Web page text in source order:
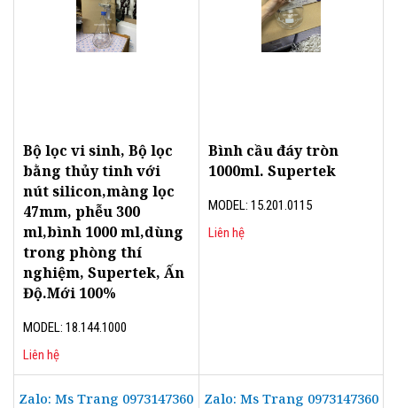
Bộ lọc vi sinh, Bộ lọc
bằng thủy tinh với
nút silicon,màng lọc
47mm, phễu 300
ml,bình 1000 ml,dùng
trong phòng thí
nghiệm, Supertek, Ấn
Độ.Mới 100%
MODEL: 18.144.1000
Liên hệ
Bình cầu đáy tròn
1000ml. Supertek
MODEL: 15.201.0115
Liên hệ
Zalo: Ms Trang 0973147360 Zalo: Ms Trang 0973147360